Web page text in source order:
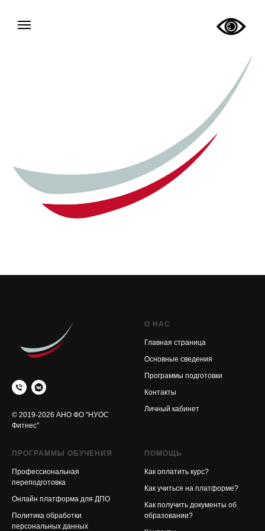
© 2019-2026 АНО ФО "НУОС
Фитнес"
О НАС
Главная страница
Основные сведения
Программы подготовки
Контакты
Личный кабинет
ПРОГРАММЫ ОБУЧЕНИЯ
Профессиональная
переподготовка
Онлайн платформа для ДПО
Политика обработки
персональных данных
ПОМОЩЬ
Как оплатить курс?
Как учиться на платформе?
Как получить документы об
образовании?